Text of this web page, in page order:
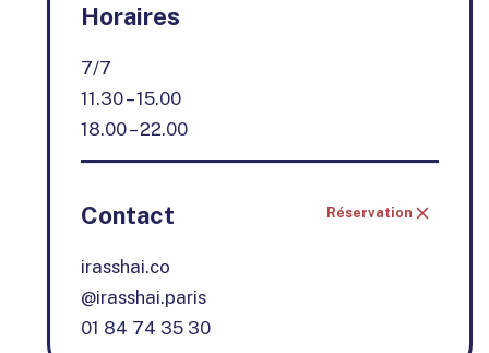
Horaires
7/7
11.30 – 15.00
18.00 – 22.00
Contact Réservation
irasshai.co
@irasshai.paris
01 84 74 35 30